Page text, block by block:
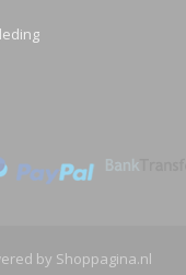
by Shoppagina.nl